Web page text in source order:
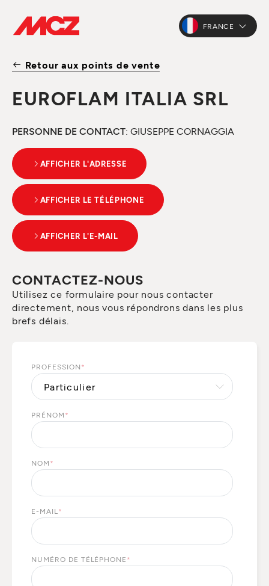
FRANCE
Retour aux points de vente
EUROFLAM ITALIA SRL
PERSONNE DE CONTACT: GIUSEPPE CORNAGGIA
AFFICHER L'ADRESSE
AFFICHER LE TÉLÉPHONE
AFFICHER L'E-MAIL
CONTACTEZ-NOUS
Utilisez ce formulaire pour nous contacter
directement, nous vous répondrons dans les plus
brefs délais.
PROFESSION *
PRÉNOM *
NOM *
E-MAIL *
NUMÉRO DE TÉLÉPHONE *